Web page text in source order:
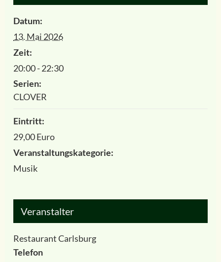
Datum:
13. Mai 2026
Zeit:
20:00 - 22:30
Serien:
CLOVER
Eintritt:
29,00 Euro
Veranstaltungskategorie:
Musik
Veranstalter
Restaurant Carlsburg
Telefon